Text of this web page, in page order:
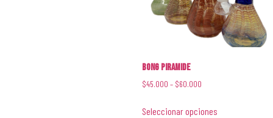
Bong Piramide
$45.000 – $60.000
Seleccionar opciones